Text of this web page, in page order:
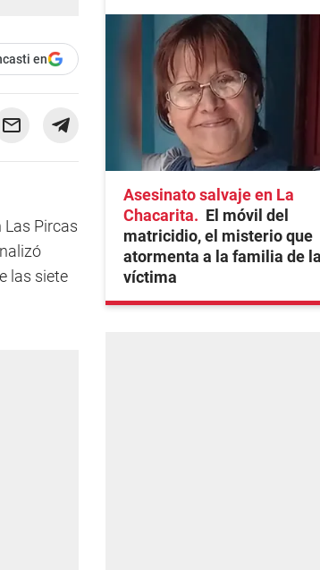
en
Pircas
las siete
Asesinato salvaje en La
Chacarita
El móvil del
matricidio, el misterio que
atormenta a la familia de la
víctima